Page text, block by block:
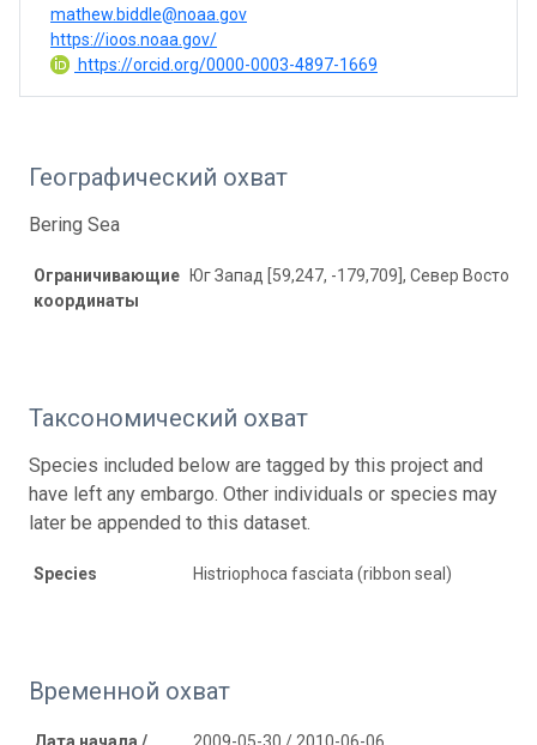
mathew.biddle@noaa.gov
https://ioos.noaa.gov/
https://orcid.org/0000-0003-4897-1669
Географический охват
Bering Sea
Ограничивающие
координаты
Юг Запад [59,247, -179,709], Север Восток
Таксономический охват
Species included below are tagged by this project and
have left any embargo. Other individuals or species may
later be appended to this dataset.
Species Histriophoca fasciata (ribbon seal)
Временной охват